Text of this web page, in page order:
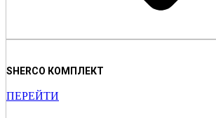
SHERCO КОМПЛЕКТ
ПЕРЕЙТИ